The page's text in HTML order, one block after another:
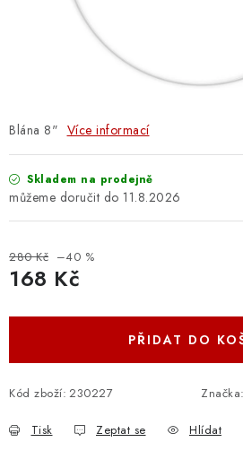
OSTATNÍ STRUNNÉ NÁSTROJE
KONTAKTY
O E-SHOPU
OBCHODNÍ PODMÍNKY
ODSTOUPENÍ OD SMLOUVY
ZÁSADY ZPRACOVÁNÍ OSOBNÍCH
KONTAKTY O E-SHOPU
BLOG
OBCHODNÍ PODMÍNKY
Blána 8" Více informací
Skladem na prodejně
11.8.2026
280 Kč –40 %
168 Kč
PŘIDAT DO
Kód zboží: 230227 Značka:
Tisk Zeptat se Hlídat